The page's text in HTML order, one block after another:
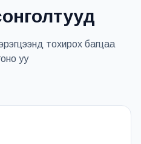
тохирох багцаа
уу